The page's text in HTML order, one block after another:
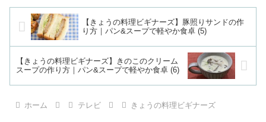
【きょうの料理ビギナーズ】豚照りサンドの作
り方｜パン&スープで軽やか食卓 (5)
【きょうの料理ビギナーズ】きのこのクリーム
スープの作り方｜パン&スープで軽やか食卓 (6)
ホーム テレビ きょうの料理ビギナーズ